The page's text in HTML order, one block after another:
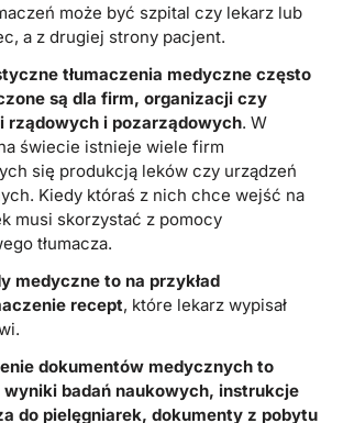
może być szpital czy lekarz lub
a z drugiej strony pacjent.
tłumaczenia medyczne często
są dla firm, organizacji czy
rządowych i pozarządowych. W
świecie istnieje wiele firm
się produkcją leków czy urządzeń
Kiedy któraś z nich chce wejść na
musi skorzystać z pomocy
tłumacza.
medyczne to na przykład
recept, które lekarz wypisał
dokumentów medycznych to
badań naukowych, instrukcje
do pielęgniarek, dokumenty z pobytu